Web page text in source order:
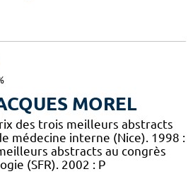
MOREL
des trois meilleurs abstracts
médecine interne (Nice). 1998 :
abstracts au congrès
(SFR). 2002 : P